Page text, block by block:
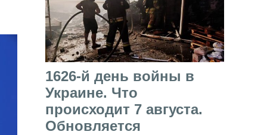
1626-й день войны в
Украине. Что
происходит 7 августа.
Обновляется